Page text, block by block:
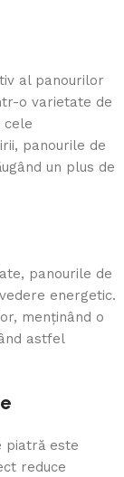
al panourilor
o varietate de
cele
panourile de
un plus de
panourile de
energetic.
menținând o
astfel
piatră este
reduce